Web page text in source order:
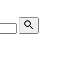
search